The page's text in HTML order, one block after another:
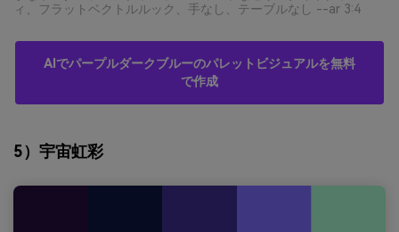
ィ、フラットベクトルルック、手なし、テーブルなし --ar 3:4
AIでパープルダークブルーのパレットビジュアルを無料
で作成
5）宇宙虹彩